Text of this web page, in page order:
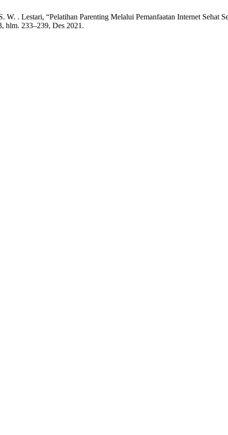
. Lestari, “Pelatihan Parenting Melalui Pemanfaatan Internet Sehat
hlm. 233–239, Des 2021.